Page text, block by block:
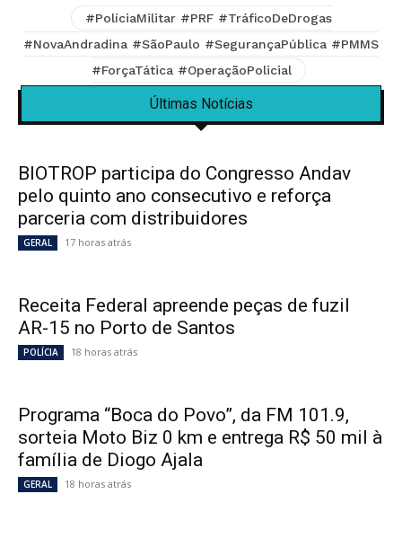
#PolíciaMilitar #PRF #TráficoDeDrogas
#NovaAndradina #SãoPaulo #SegurançaPública #PMMS
#ForçaTática #OperaçãoPolicial
Últimas Notícias
BIOTROP participa do Congresso Andav
pelo quinto ano consecutivo e reforça
parceria com distribuidores
GERAL 17 horas atrás
Receita Federal apreende peças de fuzil
AR-15 no Porto de Santos
POLÍCIA 18 horas atrás
Programa “Boca do Povo”, da FM 101.9,
sorteia Moto Biz 0 km e entrega R$ 50 mil à
família de Diogo Ajala
GERAL 18 horas atrás